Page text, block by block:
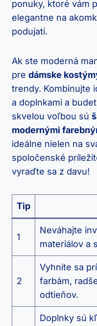
ponuky, ktoré vám
elegantne na
podujatí.
Ak ste moderná
pre dámske
trendy. Kombinujte
a doplnkami a
skvelou voľbou sú
modernými
ideálne nielen na
spoločenské
vyraďte sa z davu!
Tip
1
Neváhajte
materiálov a
2
Vyhnite sa
farbám,
odtieňov.
Doplnky sú